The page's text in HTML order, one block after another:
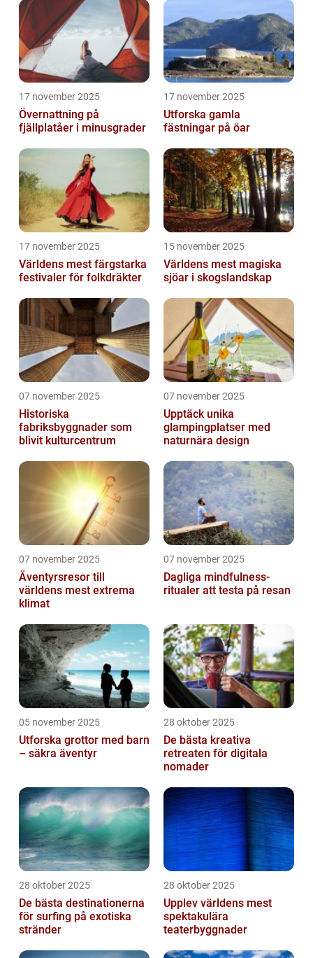
17 november 2025
Övernattning på
fjällplatåer i minusgrader
17 november 2025
Utforska gamla
fästningar på öar
17 november 2025
Världens mest färgstarka
festivaler för folkdräkter
15 november 2025
Världens mest magiska
sjöar i skogslandskap
07 november 2025
Historiska
fabriksbyggnader som
blivit kulturcentrum
07 november 2025
Upptäck unika
glampingplatser med
naturnära design
07 november 2025
Äventyrsresor till
världens mest extrema
klimat
07 november 2025
Dagliga mindfulness-
ritualer att testa på resan
05 november 2025
Utforska grottor med barn
– säkra äventyr
28 oktober 2025
De bästa kreativa
retreaten för digitala
nomader
28 oktober 2025
De bästa destinationerna
för surfing på exotiska
stränder
28 oktober 2025
Upplev världens mest
spektakulära
teaterbyggnader